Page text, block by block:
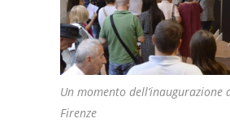
Un momento dell’inaugurazione
Firenze